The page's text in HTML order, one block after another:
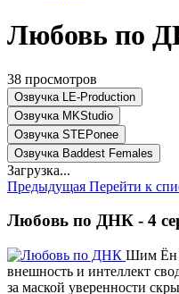
Любовь по
38 просмотров
Озвучка LE-Production
Озвучка MKStudio
Озвучка STEPonee
Озвучка Baddest Females
Загрузка...
Предыдущая Перейти к
Любовь по ДНК - 4
Шим Ён
внешность и интеллект
за маской уверенности